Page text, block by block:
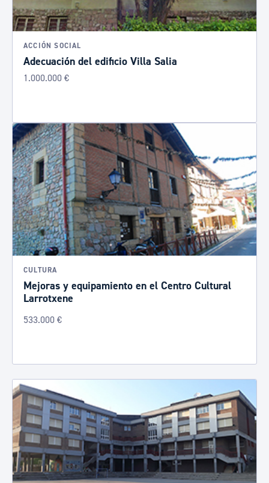
ACCIÓN SOCIAL
Adecuación del edificio Villa Salia
1.000.000 €
CULTURA
Mejoras y equipamiento en el Centro Cultural
Larrotxene
533.000 €